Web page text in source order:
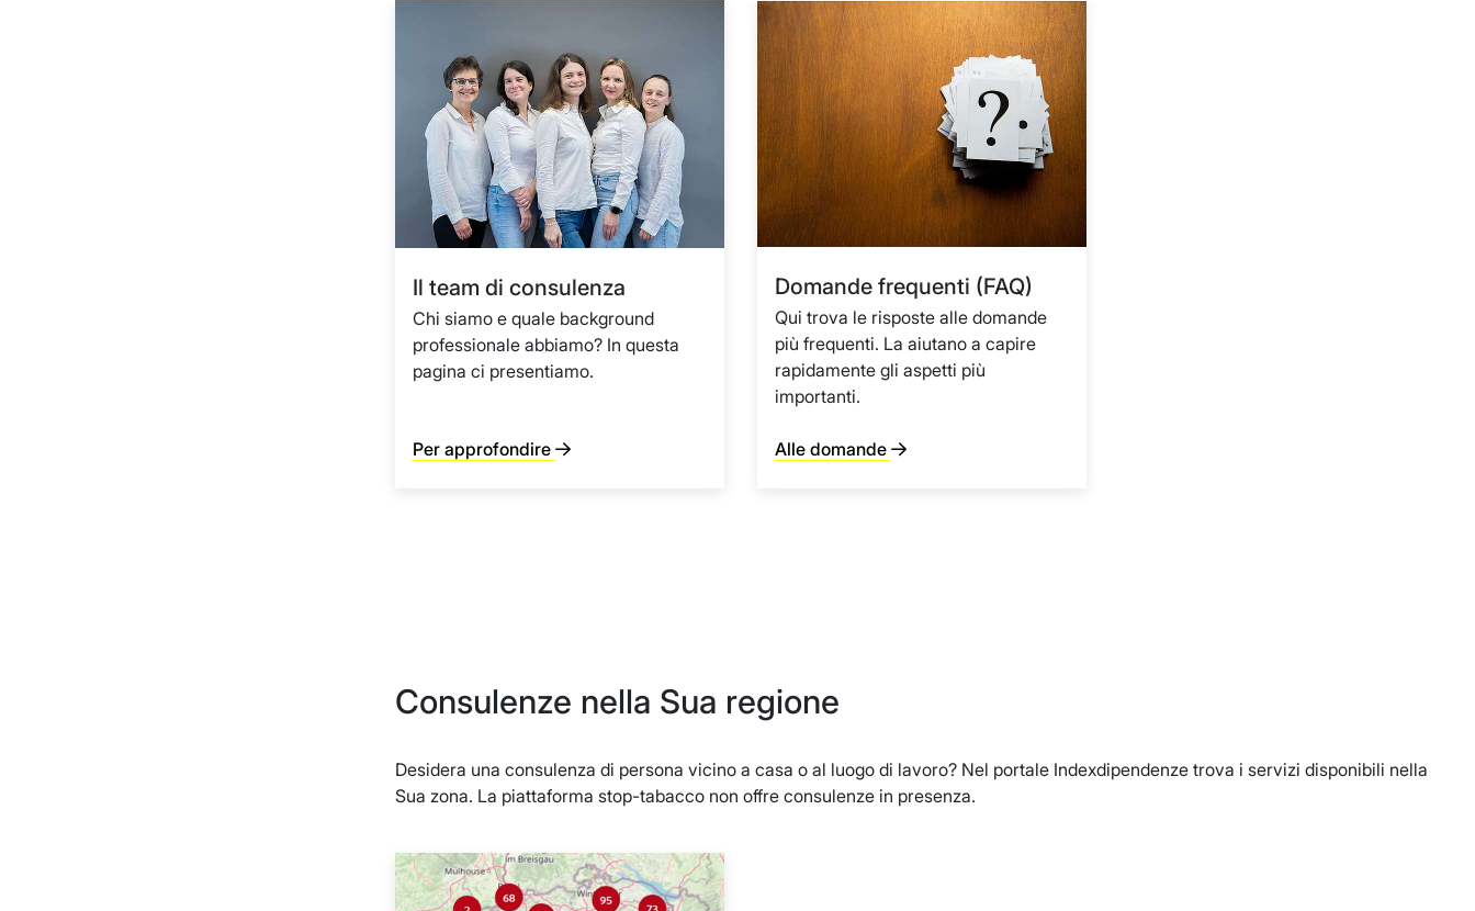
Il team di consulenza
Chi siamo e quale background
professionale abbiamo? In questa
pagina ci presentiamo.
Per approfondire
Domande frequenti (FAQ)
Qui trova le risposte alle domande
più frequenti. La aiutano a capire
rapidamente gli aspetti più
importanti.
Alle domande
Consulenze nella Sua regione
Desidera una consulenza di persona vicino a casa o al luogo di lavoro? Nel portale Indexdipendenze trova i servizi disponibili nella
Sua zona. La piattaforma stop-tabacco non offre consulenze in presenza.